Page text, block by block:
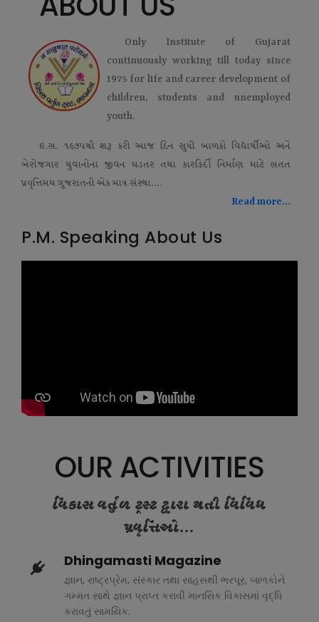
Only Institute of Gujarat
continuously working till today since
1975 for life and career development of
children, students and unemployed
youth.
ઇ.સ. ૧૯૭૫થી શરૂ કરી આજ દિન સુધી બાળકો વિદ્યાર્થીઓ અને
બેરોજગાર યુવાનોના જીવન ઘડતર તથા કારકિર્દી નિર્માણ માટે સતત
પ્રવૃત્તિમય ગુજરાતની એક માત્ર સંસ્થા....
Read more...
P.M. Speaking About Us
OUR ACTIVITIES
વિકાસ વર્તુળ ટ્રસ્ટ દ્વારા થતી વિવિધ
પ્રવૃત્તિઓ...
Dhingamasti Magazine
જ્ઞાન, રાષ્ટ્રપ્રેમ, સંસ્કાર તથા સાહસથી ભરપૂર, બાળકોને
ગમ્મત સાથે જ્ઞાન પ્રાપ્ત કરાવી માનસિક વિકાસમાં વૃદ્ધિ
કરાવતું સામયિક.